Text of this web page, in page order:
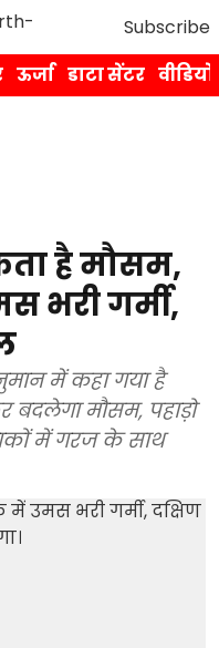
Subscribe
ऊर्जा डाटा सेंटर वीडियो
है मौसम,
भरी गर्मी,
में कहा गया है
बदलेगा मौसम, पहाड़ो
में गरज के साथ